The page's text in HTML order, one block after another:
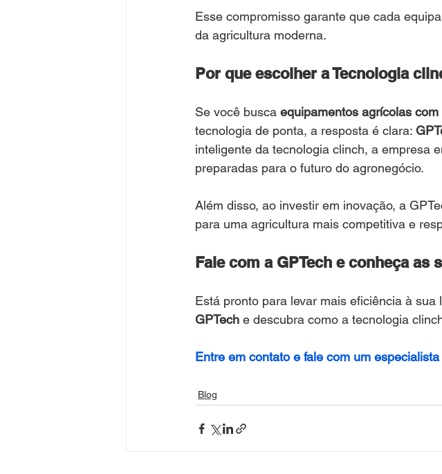
Esse compromisso garante que cada
da agricultura moderna.
Por que escolher a Tecnologia
Se você busca equipamentos agrícolas
tecnologia de ponta, a resposta é clara:
inteligente da tecnologia clinch, a empresa
preparadas para o futuro do agronegócio.
Além disso, ao investir em inovação, a
para uma agricultura mais competitiva e
Fale com a GPTech e conheça
Está pronto para levar mais eficiência à
GPTech e descubra como a tecnologia
Entre em contato e fale com um especialista
Blog